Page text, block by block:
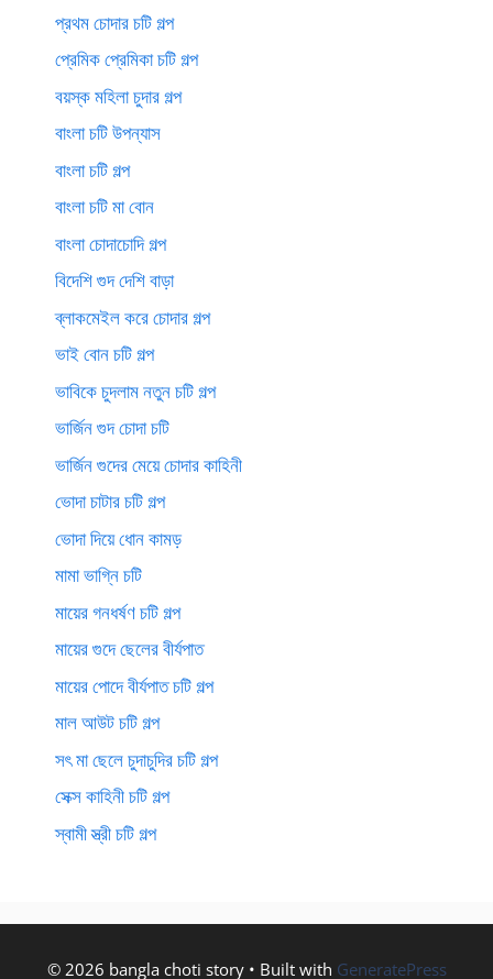
প্রথম চোদার চটি গল্প
প্রেমিক প্রেমিকা চটি গল্প
বয়স্ক মহিলা চুদার গল্প
বাংলা চটি উপন্যাস
বাংলা চটি গল্প
বাংলা চটি মা বোন
বাংলা চোদাচোদি গল্প
বিদেশি গুদ দেশি বাড়া
ব্লাকমেইল করে চোদার গল্প
ভাই বোন চটি গল্প
ভাবিকে চুদলাম নতুন চটি গল্প
ভার্জিন গুদ চোদা চটি
ভার্জিন গুদের মেয়ে চোদার কাহিনী
ভোদা চাটার চটি গল্প
ভোদা দিয়ে ধোন কামড়
মামা ভাগ্নি চটি
মায়ের গনধর্ষণ চটি গল্প
মায়ের গুদে ছেলের বীর্যপাত
মায়ের পোদে বীর্যপাত চটি গল্প
মাল আউট চটি গল্প
সৎ মা ছেলে চুদাচুদির চটি গল্প
সেক্স কাহিনী চটি গল্প
স্বামী স্ত্রী চটি গল্প
© 2026 bangla choti story• Built with GeneratePress